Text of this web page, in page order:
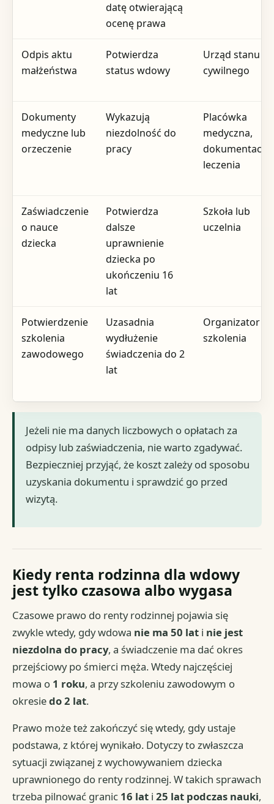
datę otwierającą
ocenę prawa
Odpis aktu
małżeństwa
Potwierdza
status wdowy
Urząd stanu
cywilnego
Dokumenty
medyczne lub
orzeczenie
Wykazują
niezdolność do
pracy
Placówka
medyczna,
dokumentacja
leczenia
Zaświadczenie
o nauce
dziecka
Potwierdza
dalsze
uprawnienie
dziecka po
ukończeniu 16
lat
Szkoła lub
uczelnia
Potwierdzenie
szkolenia
zawodowego
Uzasadnia
wydłużenie
świadczenia do 2
lat
Organizator
szkolenia
Jeżeli nie ma danych liczbowych o opłatach za
odpisy lub zaświadczenia, nie warto zgadywać.
Bezpieczniej przyjąć, że koszt zależy od sposobu
uzyskania dokumentu i sprawdzić go przed
wizytą.
Kiedy renta rodzinna dla wdowy
jest tylko czasowa albo wygasa
Czasowe prawo do renty rodzinnej pojawia się
zwykle wtedy, gdy wdowa nie ma 50 lat i nie jest
niezdolna do pracy, a świadczenie ma dać okres
przejściowy po śmierci męża. Wtedy najczęściej
mowa o 1 roku, a przy szkoleniu zawodowym o
okresiedo 2 lat.
Prawo może też zakończyć się wtedy, gdy ustaje
podstawa, z której wynikało. Dotyczy to zwłaszcza
sytuacji związanej z wychowywaniem dziecka
uprawnionego do renty rodzinnej. W takich sprawach
trzeba pilnować granic 16 lat i25 lat podczas nauki,